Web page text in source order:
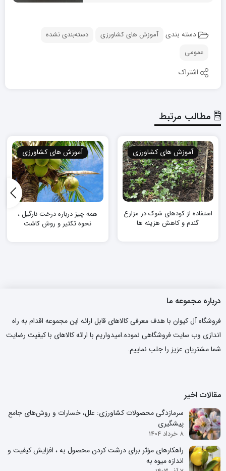
دسته بندی آموزش های کشاورزی
دسته‌بندی نشده
عمومی
اشتراک
مطالب مرتبط
آموزش های کشاورزی
استفاده از کودهای شوک در مزارع
گندم و کاهش هزینه ‌ها
آموزش های کشاورزی
همه چیز درباره درخت نارگیل ،
نحوه تکثیر و روش کاشت
درباره مجموعه ما
فروشگاه آل کیوان با هدف معرفی کالاهای قابل ارائه این مجموعه اقدام به راه
اندازی وب سایت فروشگاهی نموده.امیدواریم با ارائه کالاهای با کیفیت رضایت
شما مشتریان عزیز را جلب نماییم.
مقالات اخیر
سرمازدگی محصولات کشاورزی: علل، خسارات و روش‌های جامع
پیشگیری
8 خرداد 1404
راهکارهای مؤثر برای درشت کردن محصول به ، افزایش کیفیت و
اندازه میوه به